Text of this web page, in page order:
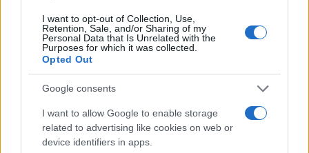
I want to opt-out of Collection, Use,
Retention, Sale, and/or Sharing of my
Personal Data that Is Unrelated with the
Purposes for which it was collected.
Opted Out
Google consents
I want to allow Google to enable storage
related to advertising like cookies on web or
device identifiers in apps.
βρέθηκε και μία μαχαιρωμένη γάτα.
Η θανατηφόρα επίθεση του 31χρονου στην
αδέσποτη γάτα, καταγράφηκε από κάμερες
Σε αυτό το βίντεο φαίνεται ο 31χρονος να στήνει